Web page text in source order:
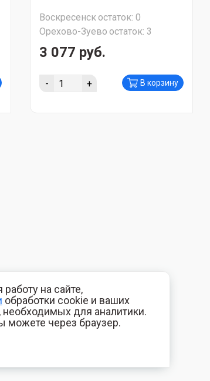
Воскресенскостаток: 0
Орехово-Зуево остаток: 3
3 077 руб.
- + В корзину
на сайте,
обработки cookie и ваших
для аналитики.
можете через браузер.